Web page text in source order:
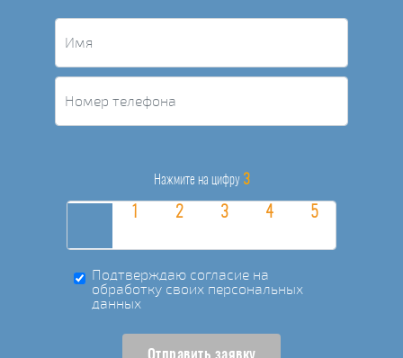
Нажмите на цифру 3
Подтверждаю согласие на
обработку своих персональных
данных